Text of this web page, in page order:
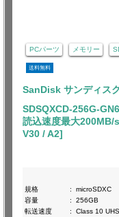
PCパーツ メモリー
送料無料
SanDisk サンディスク
SDSQXCD-256G-
読込速度最大
V30 / A2]
規格
:
microSDXC
容量
:
256GB
転送速度
:
Class 10